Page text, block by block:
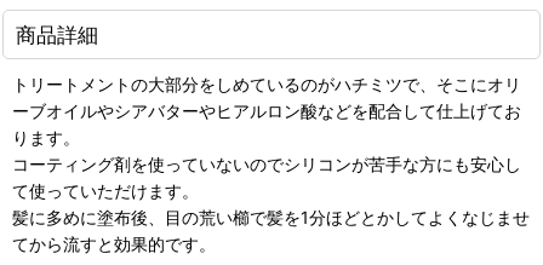
商品詳細
トリートメントの大部分をしめているのがハチミツで、そこにオリ
ーブオイルやシアバターやヒアルロン酸などを配合して仕上げてお
ります。
コーティング剤を使っていないのでシリコンが苦手な方にも安心し
て使っていただけます。
髪に多めに塗布後、目の荒い櫛で髪を1分ほどとかしてよくなじませ
てから流すと効果的です。